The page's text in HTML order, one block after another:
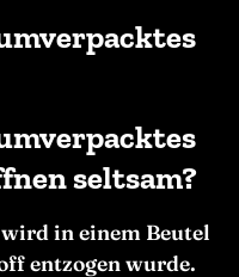
seltsam?
in einem Beutel
entzogen wurde.